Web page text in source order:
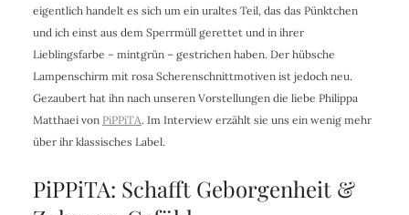
eigentlich handelt es sich um ein uraltes Teil, das das Pünktchen
und ich einst aus dem Sperrmüll gerettet und in ihrer
Lieblingsfarbe – mintgrün – gestrichen haben. Der hübsche
Lampenschirm mit rosa Scherenschnittmotiven ist jedoch neu.
Gezaubert hat ihn nach unseren Vorstellungen die liebe Philippa
Matthaei von PiPPiTA. Im Interview erzählt sie uns ein wenig mehr
über ihr klassisches Label.
PiPPiTA: Schafft Geborgenheit &